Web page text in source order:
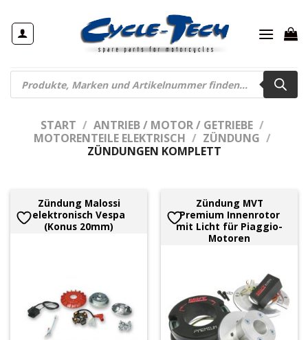
Inhalt
springen
Products
search
START / ANTRIEB / MOTOR / GETRIEBE /
MOTORENTEILE ELEKTRISCH / ZÜNDUNG /
ZÜNDUNGEN KOMPLETT
Zündung Malossi
elektronisch Vespa
(Konus 20mm)
Zündung MVT
Premium Innenrotor
mit Licht für Piaggio-
Motoren